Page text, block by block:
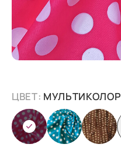
ЦВЕТ: МУЛЬТИКОЛОР